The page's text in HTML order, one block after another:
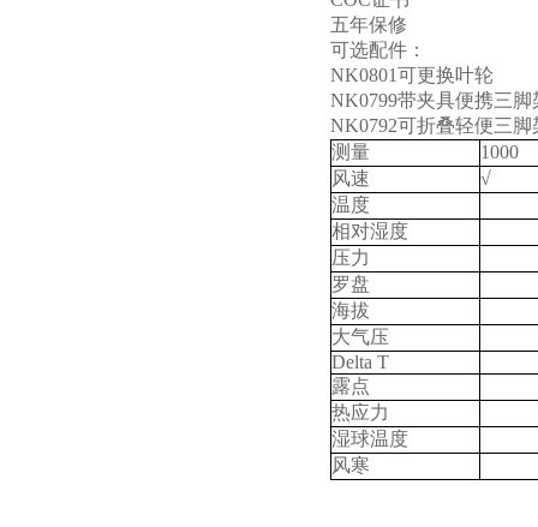
五年保修
可选配件：
NK0801可更换叶轮
NK0799带夹具便携三脚
NK0792可折叠轻便三脚
测量
1000
风速
√
温度
相对湿度
压力
罗盘
海拔
大气压
Delta T
露点
热应力
湿球温度
风寒